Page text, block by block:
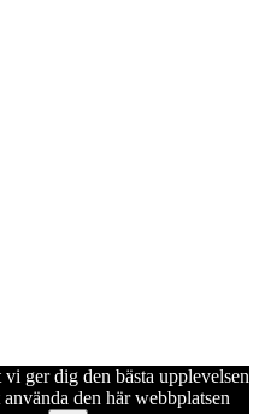
ger dig den bästa upplevelsen
den här webbplatsen